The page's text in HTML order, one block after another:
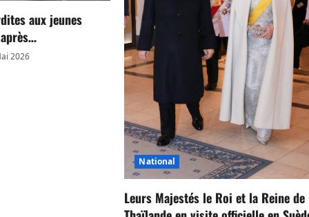
aux jeunes
2026
National
Leurs Majestés le Roi et la Reine de